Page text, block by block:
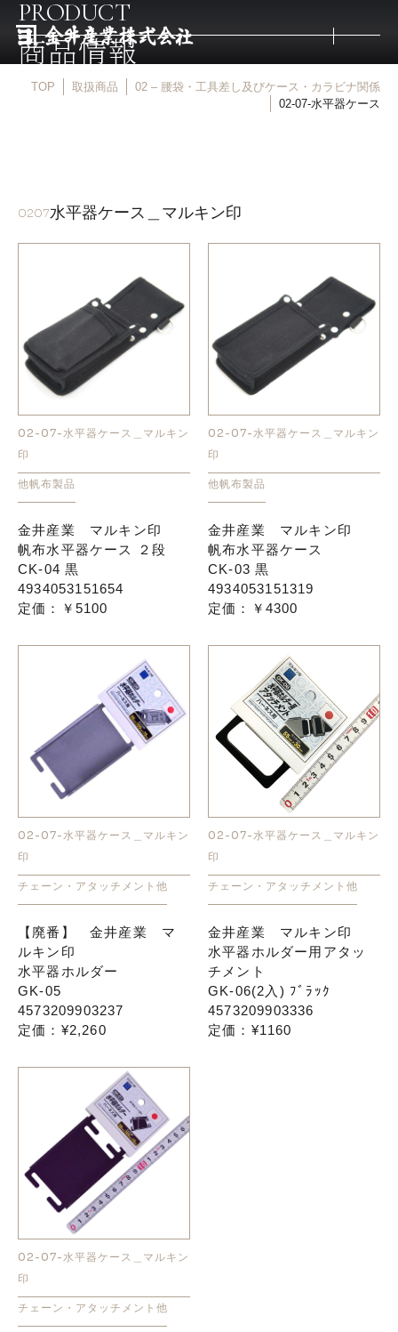
取扱メーカー
マルキン印
庖斬巴
お知らせ
お問い合わせはこちら
PRODUCT
商品情報
TOP 取扱商品
02 – 腰袋・工具差し及びケース・カラビナ関係
02-07-水平器ケース
0207水平器ケース＿マルキン印
02-07-水平器ケース＿マルキン
印
他帆布製品
金井産業 マルキン印
帆布水平器ケース ２段
CK-04 黒
4934053151654
定価：￥5100
02-07-水平器ケース＿マルキン
印
他帆布製品
金井産業 マルキン印
帆布水平器ケース
CK-03 黒
4934053151319
定価：￥4300
02-07-水平器ケース＿マルキン
印
チェーン・アタッチメント他
【廃番】 金井産業 マ
ルキン印
水平器ホルダー
GK-05
4573209903237
定価：¥2,260
02-07-水平器ケース＿マルキン
印
チェーン・アタッチメント他
金井産業 マルキン印
水平器ホルダー用アタッ
チメント
GK-06(2入) ﾌﾞﾗｯｸ
4573209903336
定価：¥1160
02-07-水平器ケース＿マルキン
印
チェーン・アタッチメント他